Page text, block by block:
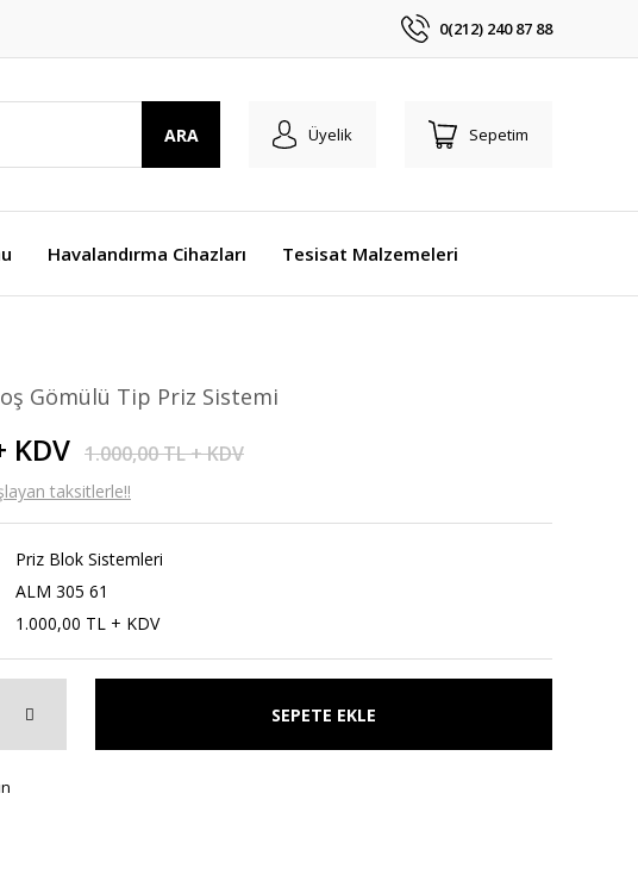
0(212) 240 87 88
ARA Üyelik Sepetim
Havalandırma Cihazları Tesisat Malzemeleri
Gömülü Tip Priz Sistemi
KDV 1.000,00 TL + KDV
taksitlerle!!
Priz Blok Sistemleri
ALM 305 61
1.000,00 TL + KDV
SEPETE EKLE